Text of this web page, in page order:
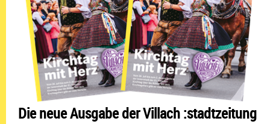
Die neue Ausgabe der Villach :stadtzeitung